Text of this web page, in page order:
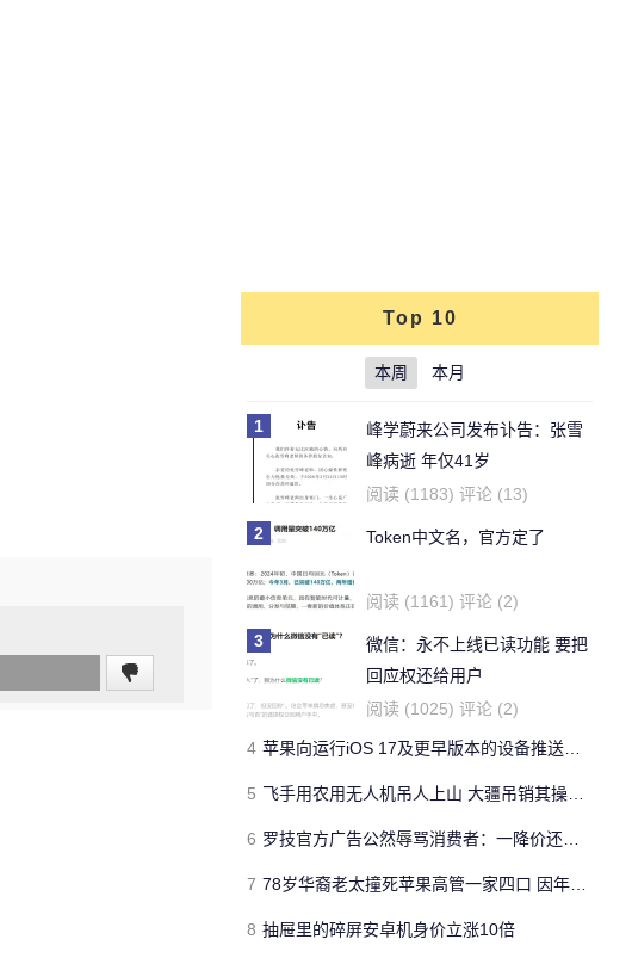
Top 10
本周 本月
1
峰学蔚来公司发布讣告：张雪
峰病逝 年仅41岁
阅读 (1183) 评论 (13)
2 Token中文名，官方定了
阅读 (1161) 评论 (2)
3
微信：永不上线已读功能 要把
回应权还给用户
阅读 (1025) 评论 (2)
4 苹果向运行iOS 17及更早版本的设备推送关键安全警报 提醒用户防范网络攻击
5 飞手用农用无人机吊人上山 大疆吊销其操作证书
6 罗技官方广告公然辱骂消费者：一降价还不是像狗一样跑过来
7 78岁华裔老太撞死苹果高管一家四口 因年事已高仅获缓刑不入狱
8 抽屉里的碎屏安卓机身价立涨10倍